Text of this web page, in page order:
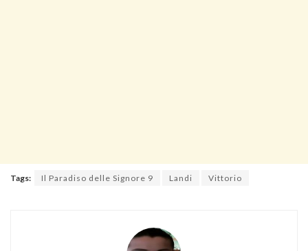
Tags: Il Paradiso delle Signore 9 Landi Vittorio